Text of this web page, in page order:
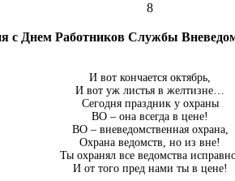
8
с Днем Работников Службы
И вот кончается октябрь,
И вот уж листья в желтизне…
Сегодня праздник у охраны
ВО – она всегда в цене!
ВО – вневедомственная охрана,
Охрана ведомств, но из вне!
Ты охранял все ведомства
И от того пред нами ты в цене!